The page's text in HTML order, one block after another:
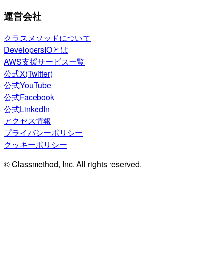
運営会社
クラスメソッドについて
DevelopersIOとは
AWS支援サービス一覧
公式X(Twitter)
公式YouTube
公式Facebook
公式LinkedIn
アクセス情報
プライバシーポリシー
クッキーポリシー
© Classmethod, Inc. All rights reserved.